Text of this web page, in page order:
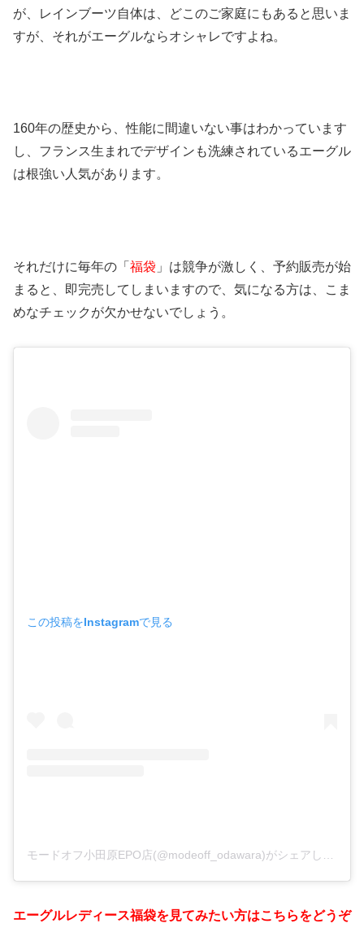
が、レインブーツ自体は、どこのご家庭にもあると思いま
すが、それがエーグルならオシャレですよね。
160年の歴史から、性能に間違いない事はわかっています
し、フランス生まれでデザインも洗練されているエーグル
は根強い人気があります。
それだけに毎年の「 福袋 」は競争が激しく、予約販売が始
まると、即完売してしまいますので、気になる方は、こま
めなチェックが欠かせないでしょう。
この投稿をInstagramで見る
モードオフ小田原EPO店(@modeoff_odawara)がシェアした投稿
エーグルレディース福袋を見てみたい方はこちらをどうぞ